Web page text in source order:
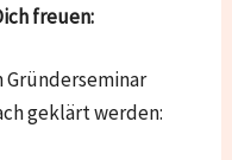
freuen:
Gründerseminar
geklärt werden: